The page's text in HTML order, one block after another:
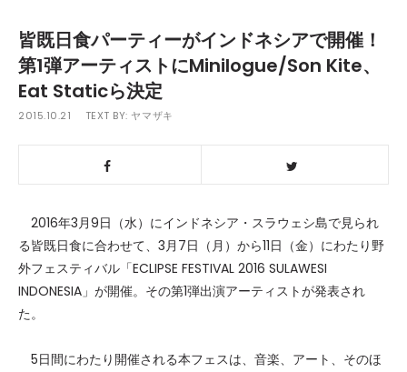
皆既日食パーティーがインドネシアで開催！
第1弾アーティストにMinilogue/Son Kite、
Eat Staticら決定
2015.10.21 TEXT BY: ヤマザキ
2016年3月9日（水）にインドネシア・スラウェシ島で見られ
る皆既日食に合わせて、3月7日（月）から11日（金）にわたり野
外フェスティバル「ECLIPSE FESTIVAL 2016 SULAWESI
INDONESIA」が開催。その第1弾出演アーティストが発表され
た。
5日間にわたり開催される本フェスは、音楽、アート、そのほ